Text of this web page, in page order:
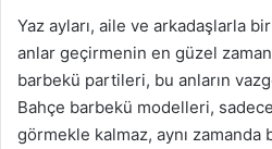
Yaz ayları, aile ve arkadaşlarla
anlar geçirmenin en güzel
barbekü partileri, bu anların
Bahçe barbekü modelleri,
görmekle kalmaz, aynı